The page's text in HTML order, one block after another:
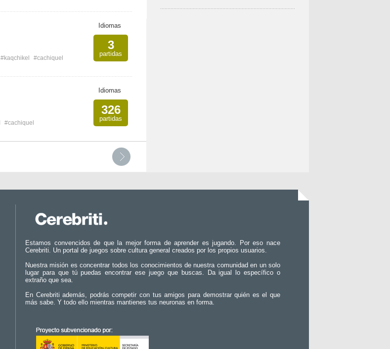
#kaqchikel #cachiquel
Idiomas
3
partidas
#cachiquel
Idiomas
326
partidas
Estamos convencidos de que la mejor forma de aprender es jugando. Por eso nace
Cerebriti. Un portal de juegos sobre cultura general creados por los propios usuarios.
Nuestra misión es concentrar todos los conocimientos de nuestra comunidad en un solo
lugar para que tú puedas encontrar ese juego que buscas. Da igual lo específico o
extraño que sea.
En Cerebriti además, podrás competir con tus amigos para demostrar quién es el que
más sabe. Y todo ello mientras mantienes tus neuronas en forma.